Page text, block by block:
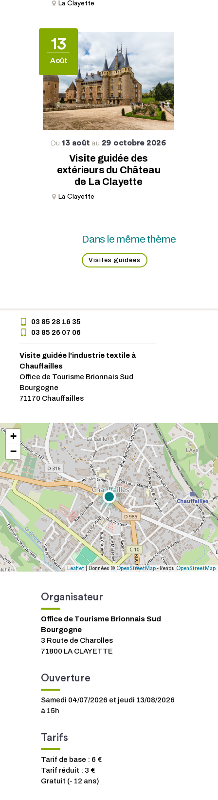
La Clayette
13
Août
Du13 août au 29 octobre 2026
Visite guidée des
extérieurs du Château
de La Clayette
La Clayette
Dans le même thème
Visites guidées
03 85 28 16 35
03 85 26 07 06
Visite guidée l'industrie textile à
Chauffailles
Office de Tourisme Brionnais Sud
Bourgogne
71170 Chauffailles
+
−
Leaflet| Données ©OpenStreetMap- Rendu OpenStreetMap
Organisateur
Office de Tourisme Brionnais Sud
Bourgogne
3 Route de Charolles
71800 LA CLAYETTE
Ouverture
Samedi 04/07/2026 et jeudi 13/08/2026
à 15h
Tarifs
Tarif de base : 6 €
Tarif réduit : 3 €
Gratuit (- 12 ans)